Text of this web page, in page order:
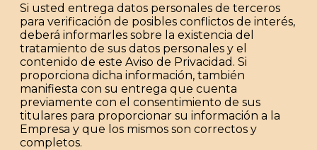
Si usted entrega datos personales de terceros
para verificación de posibles conflictos de interés,
deberá informarles sobre la existencia del
tratamiento de sus datos personales y el
contenido de este Aviso de Privacidad. Si
proporciona dicha información, también
manifiesta con su entrega que cuenta
previamente con el consentimiento de sus
titulares para proporcionar su información a la
Empresa y que los mismos son correctos y
completos.